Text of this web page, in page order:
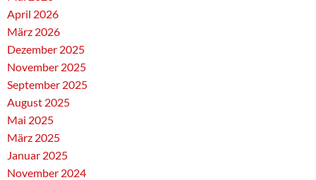
April 2026
März 2026
Dezember 2025
November 2025
September 2025
August 2025
Mai 2025
März 2025
Januar 2025
November 2024